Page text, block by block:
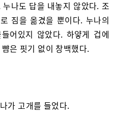
나도 답을 내놓지 않았다. 조
짐을 옮겼을 뿐이다. 누나의
어있지 않았다. 하얗게 겁에
은 핏기 없이 창백했다.
가 고개를 들었다.